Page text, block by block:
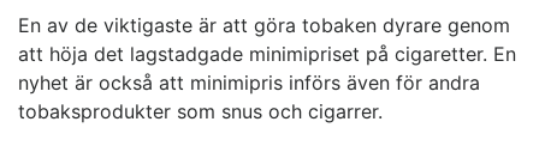
En av de viktigaste är att göra tobaken dyrare genom
att höja det lagstadgade minimipriset på cigaretter. En
nyhet är också att minimipris införs även för andra
tobaksprodukter som snus och cigarrer.